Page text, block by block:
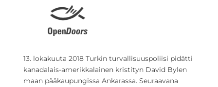
13. lokakuuta 2018 Turkin turvallisuuspoliisi pidätti
kanadalais-amerikkalainen kristityn David Bylen
maan pääkaupungissa Ankarassa. Seuraavana